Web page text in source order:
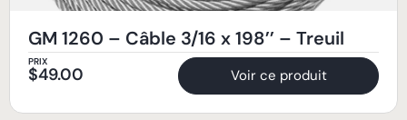
GM 1260 – Câble 3/16 x 198’’ – Treuil
PRIX
$49.00 Voir ce produit